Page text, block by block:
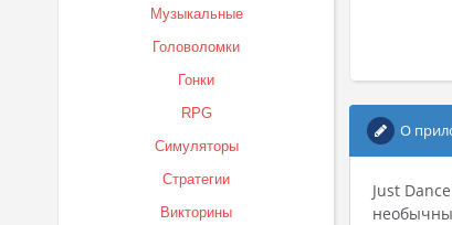
Музыкальные
Головоломки
Гонки
RPG
Симуляторы
Стратегии
Викторины
О
Just